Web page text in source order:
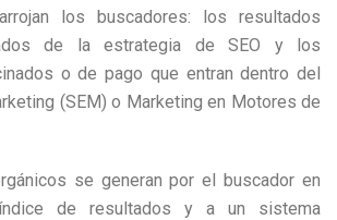
los buscadores: los resultados
de la estrategia de SEO y los
o de pago que entran dentro del
(SEM) o Marketing en Motores de
se generan por el buscador en
de resultados y a un sistema